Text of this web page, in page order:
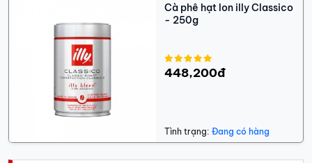
Cà phê hạt lon illy Classico
- 250g
448,200đ
Tình trạng: Đang có hàng